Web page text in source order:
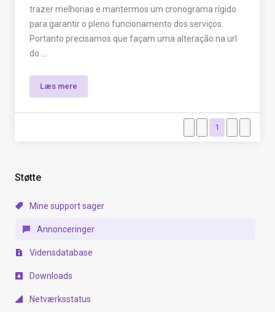
Støtte
Mine support sager
Annonceringer
Vidensdatabase
Downloads
Netværksstatus
trazer melhorias e mantermos um cronograma rígido
para garantir o pleno funcionamento dos serviços.
Portanto precisamos que façam uma alteração na url
do ...
Læs mere
1